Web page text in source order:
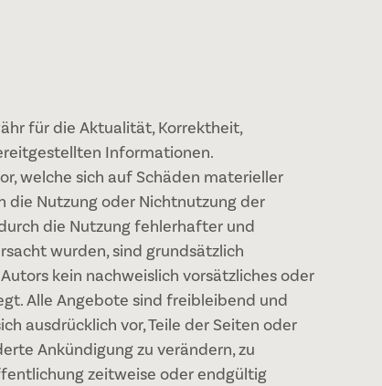
für die Aktualität, Korrektheit,
Informationen.
welche sich auf Schäden materieller
die Nutzung oder Nichtnutzung der
die Nutzung fehlerhafter und
wurden, sind grundsätzlich
kein nachweislich vorsätzliches oder
Alle Angebote sind freibleibend und
ausdrücklich vor, Teile der Seiten oder
Ankündigung zu verändern, zu
zeitweise oder endgültig